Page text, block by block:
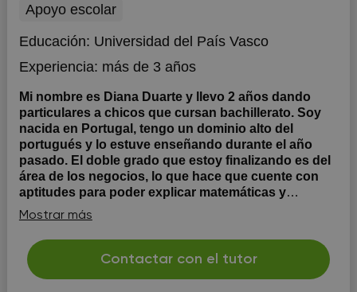
Apoyo escolar
Educación: Universidad del País Vasco
Experiencia: más de 3 años
Mi nombre es Diana Duarte y llevo 2 años dando
particulares a chicos que cursan bachillerato. Soy
nacida en Portugal, tengo un dominio alto del
portugués y lo estuve enseñando durante el año
pasado. El doble grado que estoy finalizando es del
área de los negocios, lo que hace que cuente con
aptitudes para poder explicar matemáticas y
economía.
son chicos y chicas que, normalmente, no han tenido
facilidades con la asignatura (sobre todo, con
matemáticas), siendo los resultados obtenidos,
finalmente, buenos. Mi método de enseñanza es con
Mostrar más
Contactar con el tutor